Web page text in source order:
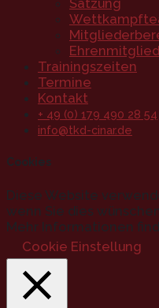
Satzung
Trainingszeiten
Termine
Kontakt
+ 49 (0) 179 490 28 54
info@tkd-cinar.de
Cookies
Diese Website
wenn Sie dies
Mehr Informationen
Cookie Einstellung